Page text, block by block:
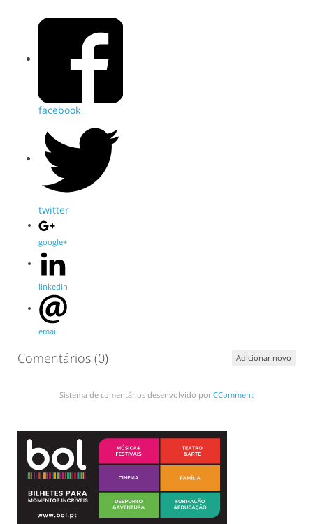
facebook
twitter
google+
linkedin
email
Comentários (0) Adicionar novo
Sistema de comentários desenvolvido por CComment